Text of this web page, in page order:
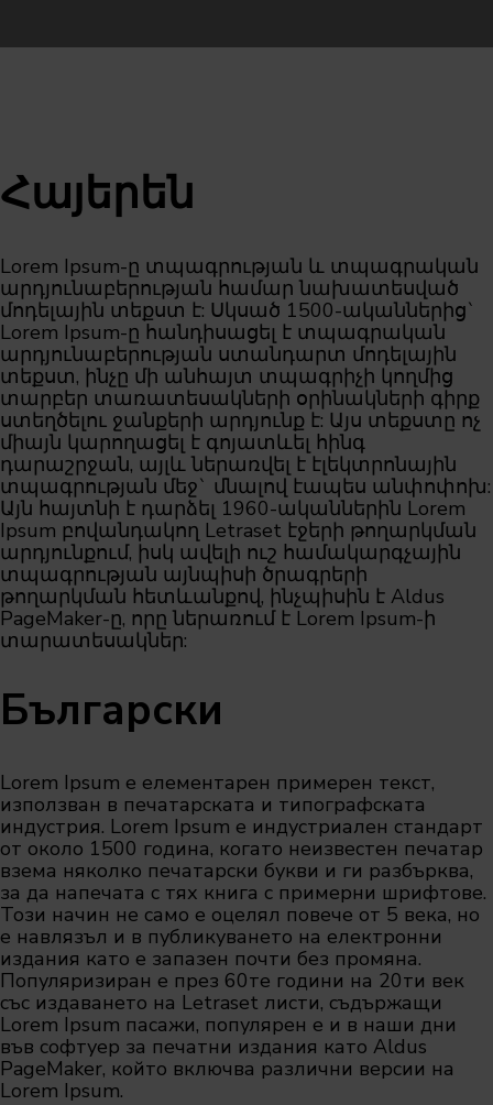
Հայերեն
Lorem Ipsum-ը տպագրության և տպագրական
արդյունաբերության համար նախատեսված
մոդելային տեքստ է: Սկսած 1500-ականներից`
Lorem Ipsum-ը հանդիսացել է տպագրական
արդյունաբերության ստանդարտ մոդելային
տեքստ, ինչը մի անհայտ տպագրիչի կողմից
տարբեր տառատեսակների օրինակների գիրք
ստեղծելու ջանքերի արդյունք է: Այս տեքստը ոչ
միայն կարողացել է գոյատևել հինգ
դարաշրջան, այլև ներառվել է էլեկտրոնային
տպագրության մեջ` մնալով էապես անփոփոխ:
Այն հայտնի է դարձել 1960-ականներին Lorem
Ipsum բովանդակող Letraset էջերի թողարկման
արդյունքում, իսկ ավելի ուշ համակարգչային
տպագրության այնպիսի ծրագրերի
թողարկման հետևանքով, ինչպիսին է Aldus
PageMaker-ը, որը ներառում է Lorem Ipsum-ի
տարատեսակներ:
Български
Lorem Ipsum е елементарен примерен текст,
използван в печатарската и типографската
индустрия. Lorem Ipsum е индустриален стандарт
от около 1500 година, когато неизвестен печатар
взема няколко печатарски букви и ги разбърква,
за да напечата с тях книга с примерни шрифтове.
Този начин не само е оцелял повече от 5 века, но
е навлязъл и в публикуването на електронни
издания като е запазен почти без промяна.
Популяризиран е през 60те години на 20ти век
със издаването на Letraset листи, съдържащи
Lorem Ipsum пасажи, популярен е и в наши дни
във софтуер за печатни издания като Aldus
PageMaker, който включва различни версии на
Lorem Ipsum.